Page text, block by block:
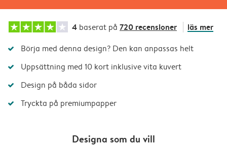
4 baserat på 720 recensioner läs mer
Börja med denna design? Den kan anpassas helt
Uppsättning med 10 kort inklusive vita kuvert
Design på båda sidor
Tryckta på premiumpapper
Designa som du vill